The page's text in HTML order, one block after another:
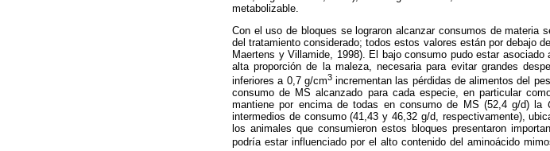
metabolizable.
Con el uso de bloques se lograron alcanzar consumos de materia
del tratamiento considerado; todos estos valores están por debajo
Maertens y Villamide, 1998). El bajo consumo pudo estar
alta proporción de la maleza, necesaria para evitar grandes
inferiores a 0,7 g/cm3incrementan las pérdidas de alimentos del
consumo de MS alcanzado para cada especie, en particular
mantiene por encima de todas en consumo de MS (52,4 g/d) la
intermedios de consumo (41,43 y 46,32 g/d, respectivamente),
los animales que consumieron estos bloques presentaron
podría estar influenciado por el alto contenido del aminoácido